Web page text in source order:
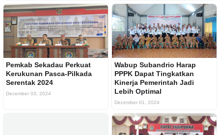
Pemkab Sekadau Perkuat
Kerukunan Pasca-Pilkada
Serentak 2024
December 03, 2024
Wabup Subandrio Harap
PPPK Dapat Tingkatkan
Kinerja Pemerintah Jadi
Lebih Optimal
December 01, 2024